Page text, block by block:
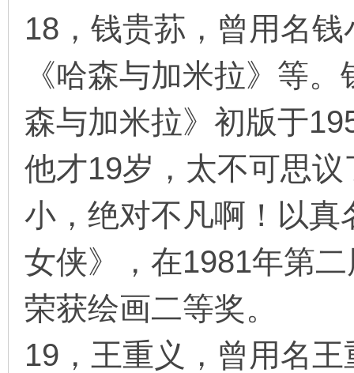
18，钱贵荪，曾用名
《哈森与加米拉》等
森与加米拉》初版于
他才19岁，太不可思
小，绝对不凡啊！以
女侠》，在1981年第
荣获绘画二等奖。
19，王重义，曾用名